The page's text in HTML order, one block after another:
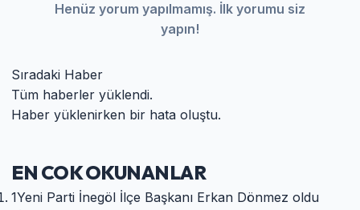
Henüz yorum yapılmamış. İlk yorumu siz
yapın!
Sıradaki Haber
Tüm haberler yüklendi.
Haber yüklenirken bir hata oluştu.
EN COK OKUNANLAR
1Yeni Parti İnegöl İlçe Başkanı Erkan Dönmez oldu